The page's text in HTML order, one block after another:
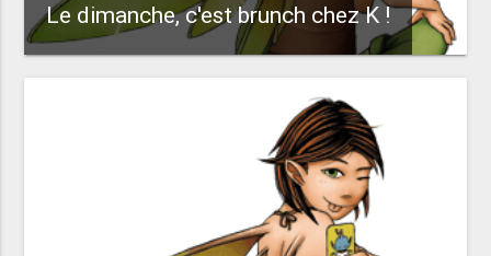
Le dimanche, c'est brunch chez K !